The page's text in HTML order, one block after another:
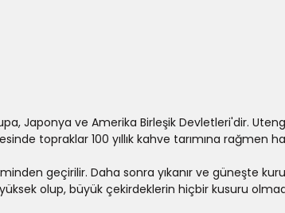
Japonya ve Amerika Birleşik Devletleri'dir.
topraklar 100 yıllık kahve tarımına rağmen
geçirilir. Daha sonra yıkanır ve güneşte
olup, büyük çekirdeklerin hiçbir kusuru